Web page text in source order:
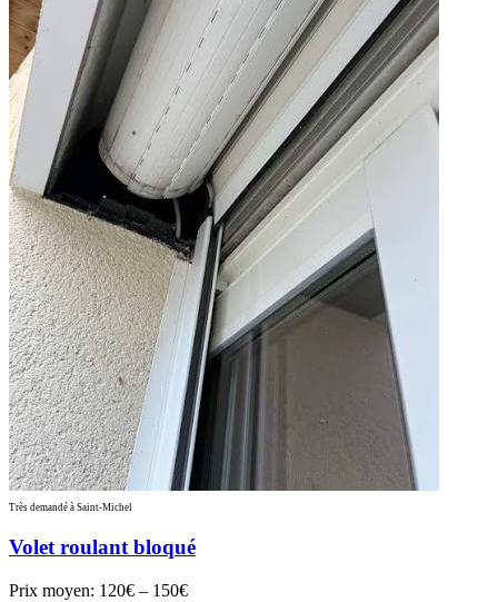
Très demandé à Saint-Michel
Volet roulant bloqué
Prix moyen: 120€ – 150€